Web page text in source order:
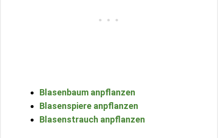
Blasenbaum anpflanzen
Blasenspiere anpflanzen
Blasenstrauch anpflanzen